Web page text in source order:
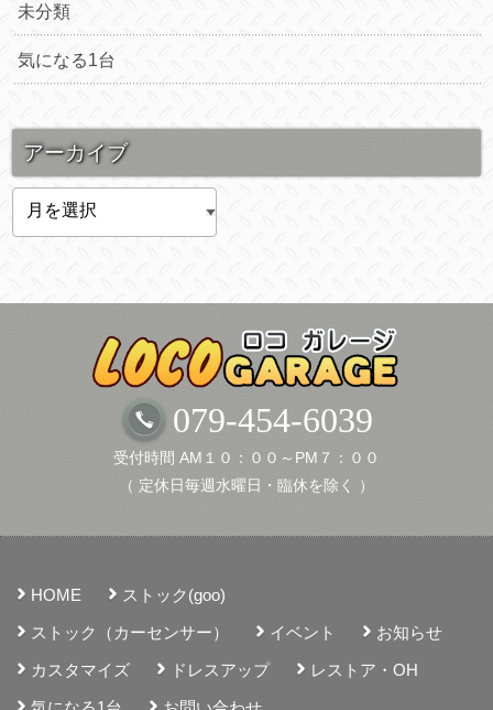
未分類
気になる1台
アーカイブ
ブ
079-454-6039
受付時間 AM１０：００～PM７：００
（ 定休日毎週水曜日・臨休を除く ）
HOME
ストック(goo)
ストック（カーセンサー）
イベント
お知らせ
カスタマイズ
ドレスアップ
レストア・OH